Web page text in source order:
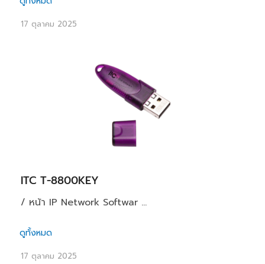
17 ตุลาคม 2025
ITC T-8800KEY
/ หน้า IP Network Softwar ...
ดูทั้งหมด
17 ตุลาคม 2025